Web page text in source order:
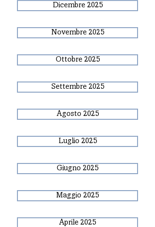
Dicembre 2025
Novembre 2025
Ottobre 2025
Settembre 2025
Agosto 2025
Luglio 2025
Giugno 2025
Maggio 2025
Aprile 2025